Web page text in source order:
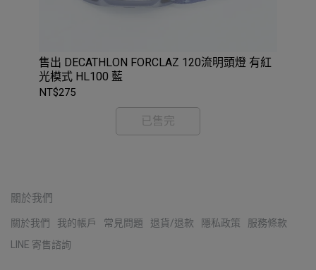
售出 DECATHLON FORCLAZ 120流明頭燈 有紅
光模式 HL100 藍
NT$275
已售完
關於我們
關於我們 我的帳戶 常見問題 退貨/退款 隱私政策 服務條款
LINE 寄售諮詢